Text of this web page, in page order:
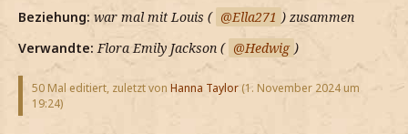
Beziehung: war mal mit Louis ( Ella271 ) zusammen
Verwandte:Flora Emily Jackson ( Hedwig )
50 Mal editiert, zuletzt von Hanna Taylor (1. November 2024 um
19:24)